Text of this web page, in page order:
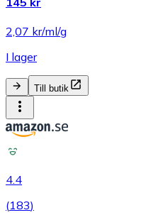
2,07 kr/ml/g
I lager
Till butik
4.4
(183)